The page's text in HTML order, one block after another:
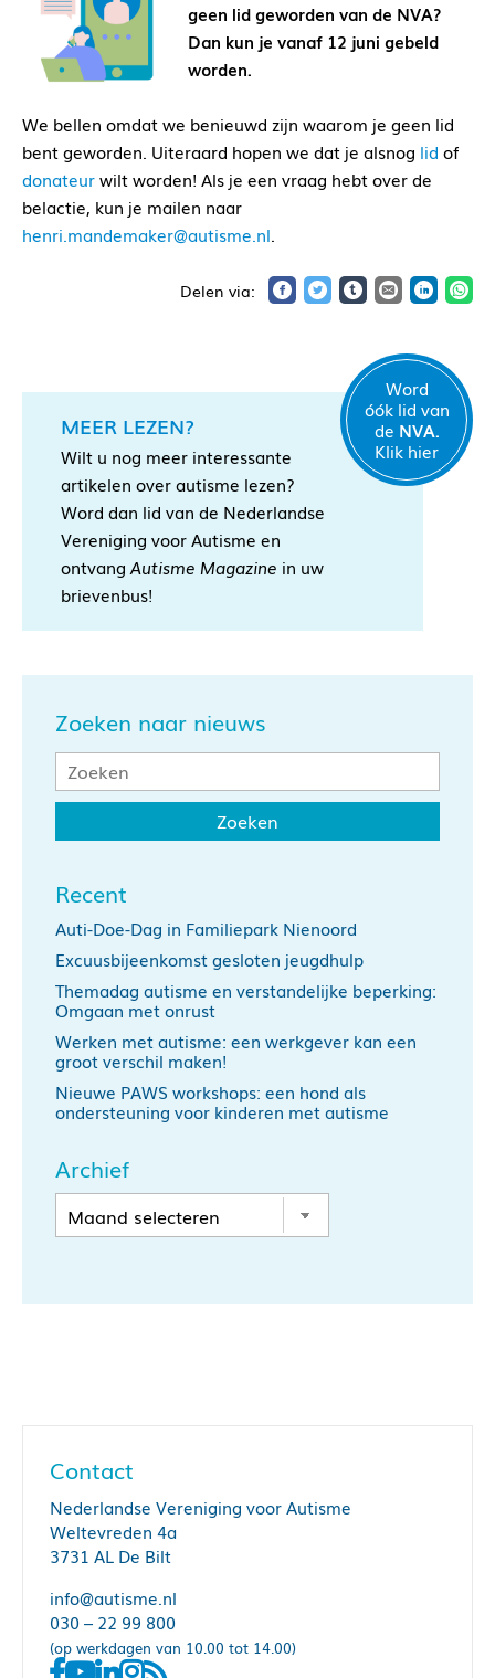
geen lid geworden van de NVA?
Dan kun je vanaf 12 juni gebeld
worden.
We bellen omdat we benieuwd zijn waarom je geen lid
bent geworden. Uiteraard hopen we dat je alsnog lid of
donateurwilt worden! Als je een vraag hebt over de
belactie, kun je mailen naar
henri.mandemaker@autisme.nl.
MEER LEZEN?
Wilt u nog meer interessante
artikelen over autisme lezen?
Word dan lid van de Nederlandse
Vereniging voor Autisme en
ontvang Autisme Magazine in uw
brievenbus!
Word
óók lid van
de NVA.
Klik hier
Zoeken naar nieuws
Recent
Auti-Doe-Dag in Familiepark Nienoord
Excuusbijeenkomst gesloten jeugdhulp
Themadag autisme en verstandelijke beperking:
Omgaan met onrust
Werken met autisme: een werkgever kan een
groot verschil maken!
Nieuwe PAWS workshops: een hond als
ondersteuning voor kinderen met autisme
Archief
Contact
Nederlandse Vereniging voor Autisme
Weltevreden 4a
3731 AL De Bilt
info@autisme.nl
030 – 22 99 800
(op werkdagen van 10.00 tot 14.00)